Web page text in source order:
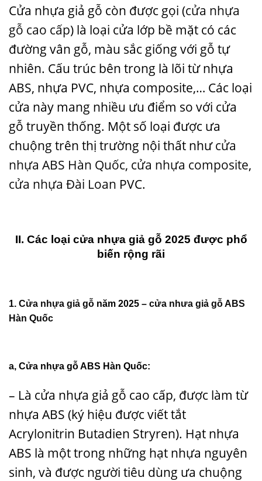
Cửa nhựa giả gỗ còn được gọi (cửa nhựa
gỗ cao cấp) là loại cửa lớp bề mặt có các
đường vân gỗ, màu sắc giống với gỗ tự
nhiên. Cấu trúc bên trong là lõi từ nhựa
ABS, nhựa PVC, nhựa composite,… Các loại
cửa này mang nhiều ưu điểm so với cửa
gỗ truyền thống. Một số loại được ưa
chuộng trên thị trường nội thất nhưcửa
nhựa ABS Hàn Quốc, cửa nhựa composite,
cửa nhựa Đài Loan PVC.
II. Các loại cửa nhựa giả gỗ 2025 được phổ
biến rộng rãi
1. Cửa nhựa giả gỗ năm 2025 – cửa nhưa giả gỗ ABS
Hàn Quốc
a, Cửa nhựa gỗ ABS Hàn Quốc:
– Là cửa nhựa giả gỗ cao cấp, được làm từ
nhựa ABS (ký hiệu được viết tắt
Acrylonitrin Butadien Stryren). Hạt nhựa
ABS là một trong những hạt nhựa nguyên
sinh, và được người tiêu dùng ưa chuộng